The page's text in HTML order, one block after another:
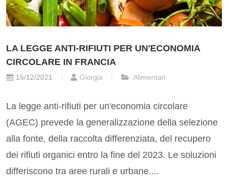
LA LEGGE ANTI-RIFIUTI PER UN'ECONOMIA
CIRCOLARE IN FRANCIA
15/12/2021 Giorgia Alimentari
La legge anti-rifiuti per un'economia circolare
(AGEC) prevede la generalizzazione della selezione
alla fonte, della raccolta differenziata, del recupero
dei rifiuti organici entro la fine del 2023. Le soluzioni
differiscono tra aree rurali e urbane....